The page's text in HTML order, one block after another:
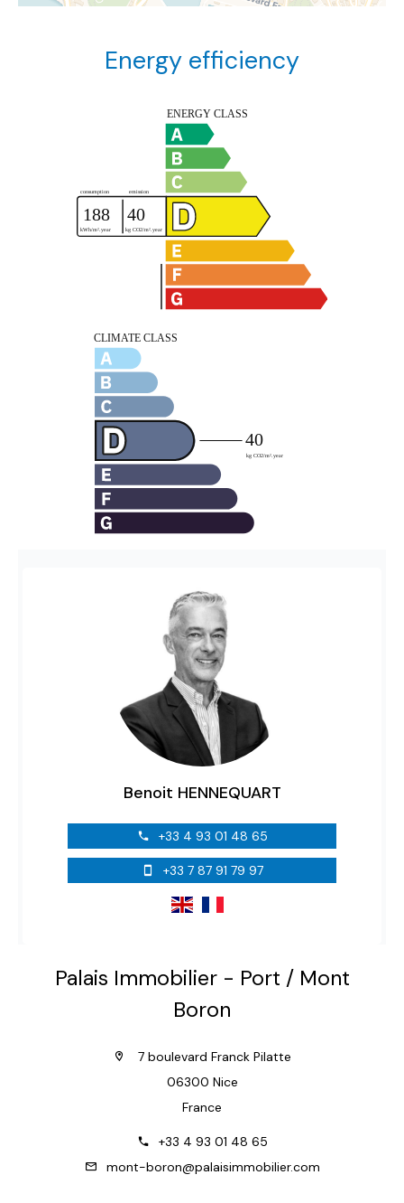
Energy efficiency
Benoit HENNEQUART
+33 4 93 01 48 65
+33 7 87 91 79 97
Palais Immobilier - Port / Mont
Boron
7 boulevard Franck Pilatte
06300 Nice
France
+33 4 93 01 48 65
mont-boron@palaisimmobilier.com